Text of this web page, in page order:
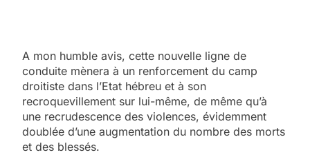
A mon humble avis, cette nouvelle ligne de
conduite mènera à un renforcement du camp
droitiste dans l’Etat hébreu et à son
recroquevillement sur lui-même, de même qu’à
une recrudescence des violences, évidemment
doublée d’une augmentation du nombre des morts
et des blessés.